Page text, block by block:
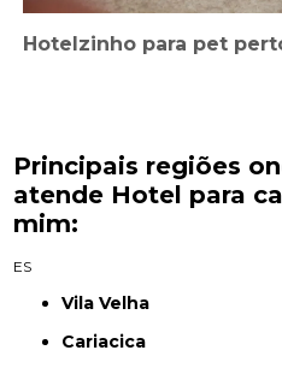
Hotelzinho para pet
Principais regiões
atende Hotel para
mim:
ES
Vila Velha
Cariacica